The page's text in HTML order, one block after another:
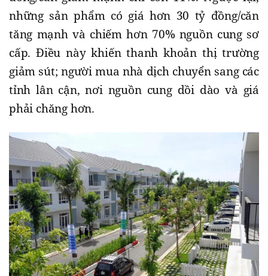
những sản phẩm có giá hơn 30 tỷ đồng/căn
tăng mạnh và chiếm hơn 70% nguồn cung sơ
cấp. Điều này khiến thanh khoản thị trường
giảm sút; người mua nhà dịch chuyển sang các
tỉnh lân cận, nơi nguồn cung dồi dào và giá
phải chăng hơn.